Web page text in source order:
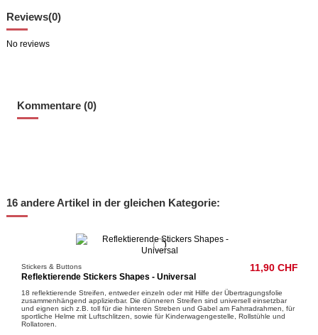
Reviews(0)
No reviews
Kommentare (0)
16 andere Artikel in der gleichen Kategorie:
Stickers & Buttons
Reflektierende Stickers Shapes - Universal
11,90 CHF
18 reflektierende Streifen, entweder einzeln oder mit Hilfe der Übertragungsfolie
zusammenhängend applizierbar. Die dünneren Streifen sind universell einsetzbar
und eignen sich z.B. toll für die hinteren Streben und Gabel am Fahrradrahmen, für
sportliche Helme mit Luftschlitzen, sowie für Kinderwagengestelle, Rollstühle und
Rollatoren.